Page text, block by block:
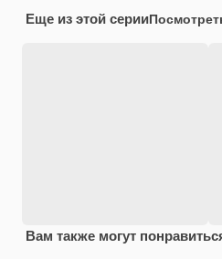
Еще из этой серии
Вам также могут